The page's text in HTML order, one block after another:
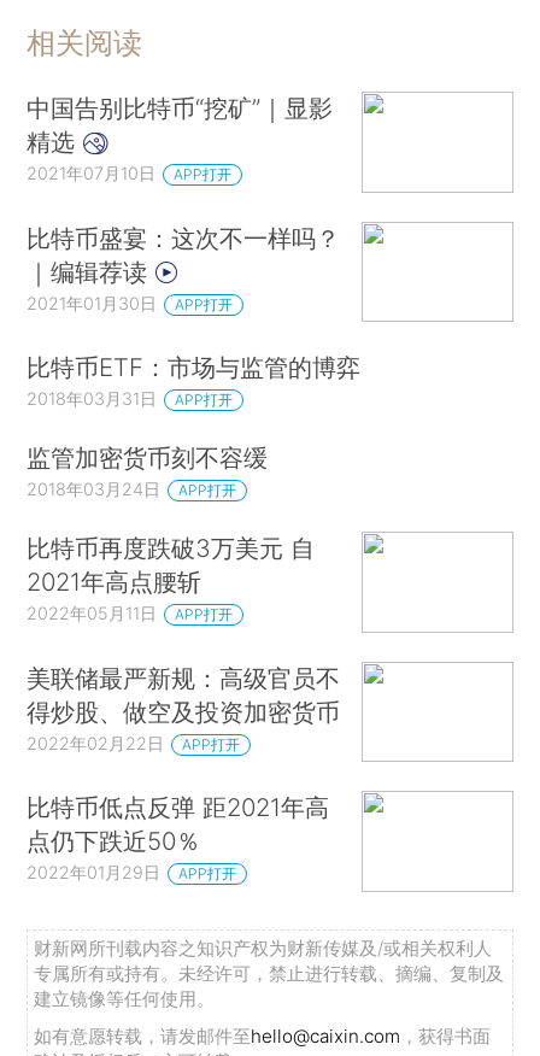
相关阅读
中国告别比特币“挖矿”｜显影
精选
2021年07月10日 APP打开
比特币盛宴：这次不一样吗？
｜编辑荐读
2021年01月30日 APP打开
比特币ETF：市场与监管的博弈
2018年03月31日 APP打开
监管加密货币刻不容缓
2018年03月24日 APP打开
比特币再度跌破3万美元 自
2021年高点腰斩
2022年05月11日 APP打开
美联储最严新规：高级官员不
得炒股、做空及投资加密货币
2022年02月22日 APP打开
比特币低点反弹 距2021年高
点仍下跌近50％
2022年01月29日 APP打开
财新网所刊载内容之知识产权为财新传媒及/或相关权利人
专属所有或持有。未经许可，禁止进行转载、摘编、复制及
建立镜像等任何使用。
如有意愿转载，请发邮件至hello@caixin.com ，获得书面